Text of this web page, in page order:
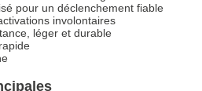
pour un déclenchement fiable
involontaires
léger et durable